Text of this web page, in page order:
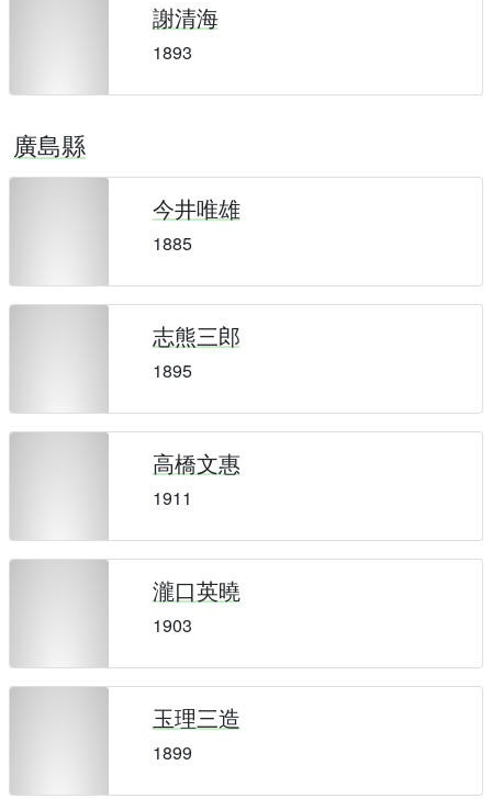
謝清海
1893
廣島縣
今井唯雄
1885
志熊三郎
1895
高橋文惠
1911
瀧口英曉
1903
玉理三造
1899